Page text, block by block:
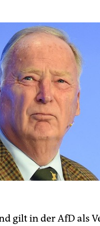
gilt in der AfD als